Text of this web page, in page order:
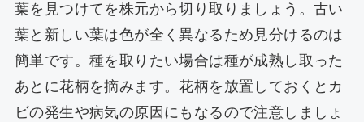
葉を見つけてを株元から切り取りましょう。古い
葉と新しい葉は色が全く異なるため見分けるのは
簡単です。種を取りたい場合は種が成熟し取った
あとに花柄を摘みます。花柄を放置しておくとカ
ビの発生や病気の原因にもなるので注意しましょ